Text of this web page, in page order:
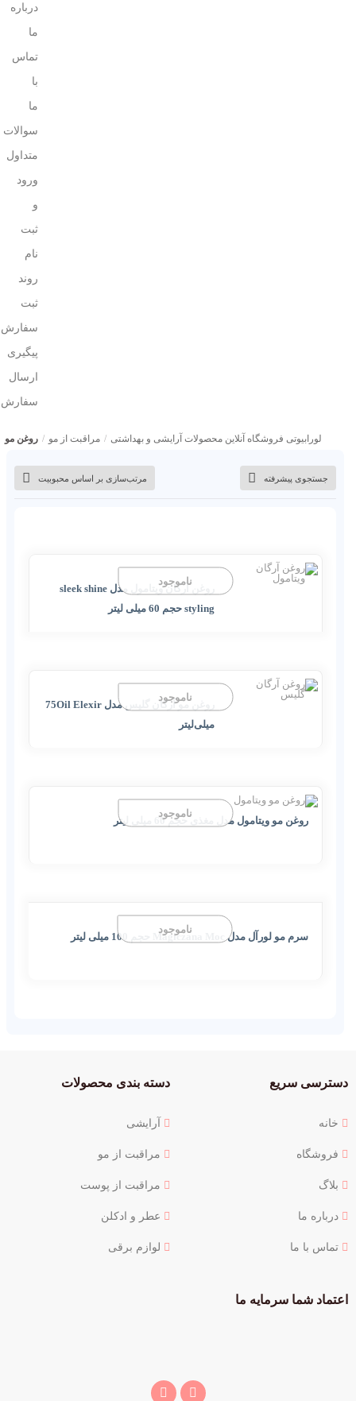
درباره
ما
تماس
با
ما
سوالات
متداول
ورود
و
ثبت
نام
روند
ثبت
سفارش
پیگیری
ارسال
سفارش
جستجوی پیشرفته مرتب‌سازی بر اساس محبوبیت
لورابیوتی فروشگاه آنلاین محصولات آرایشی و بهداشتی / مراقبت از مو / روغن مو
ناموجود
روغن آرگان ویتامول مدل sleek shine
styling حجم 60 میلی لیتر
ناموجود
روغن مو آرگان گلیس مدل 75Oil Elexir
میلی‌لیتر
ناموجود
روغن مو ویتامول مدل مغذی حجم 60 میلی لیتر
ناموجود
سرم مو لورآل مدل Magiczana Moc حجم 100 میلی لیتر
دسترسی سریع
خانه
فروشگاه
بلاگ
درباره ما
تماس با ما
دسته بندی محصولات
آرایشی
مراقبت از مو
مراقبت از پوست
عطر و ادکلن
لوازم برقی
اعتماد شما سرمایه ما